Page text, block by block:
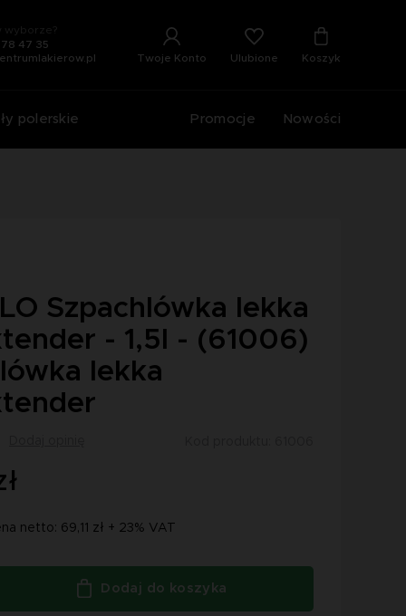
wyborze?
47 35
Twoje Konto Ulubione Koszyk
polerskie Promocje Nowości
Szpachlówka lekka
- 1,5l - (61006)
lekka
netto: 69,11 zł + 23% VAT
Dodaj do koszyka